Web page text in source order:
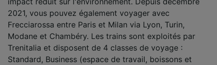
2021, vous pouvez également voyager avec
Frecciarossa entre Paris et Milan via Lyon, Turin,
Modane et Chambéry. Les trains sont exploités par
Trenitalia et disposent de 4 classes de voyage :
Standard, Business (espace de travail, boissons et